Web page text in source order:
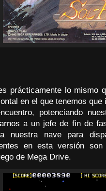
prácticamente lo mismo
en el que tenemos
potenciando
a un jefe de fin de
nuestra nave para
en esta versión
de Mega Drive.